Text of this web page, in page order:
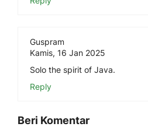
Guspram
Kamis, 16 Jan 2025
Solo the spirit of Java.
Reply
Beri Komentar